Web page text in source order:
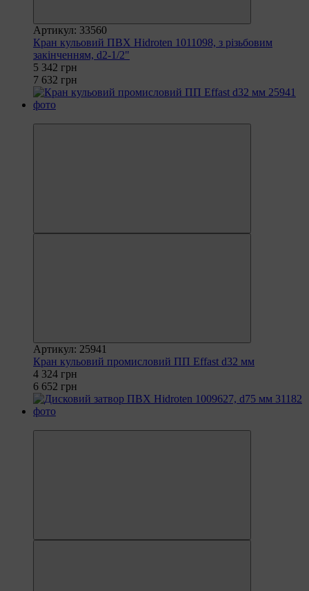
Артикул: 33560
Кран кульовий ПВХ Hidroten 1011098, з різьбовим
закінченням, d2-1/2"
5 342 грн
7 632 грн
Артикул: 25941
Кран кульовий промисловий ПП Effast d32 мм
4 324 грн
6 652 грн